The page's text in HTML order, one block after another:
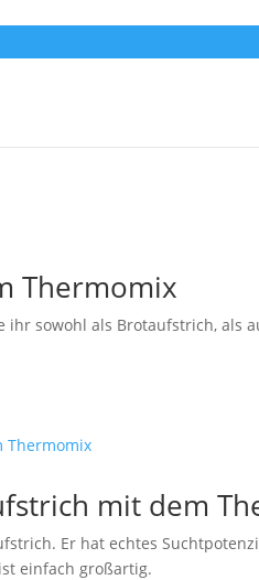
Thermomix
ihr sowohl als Brotaufstrich, als
mit dem
Er hat echtes
einfach großartig.